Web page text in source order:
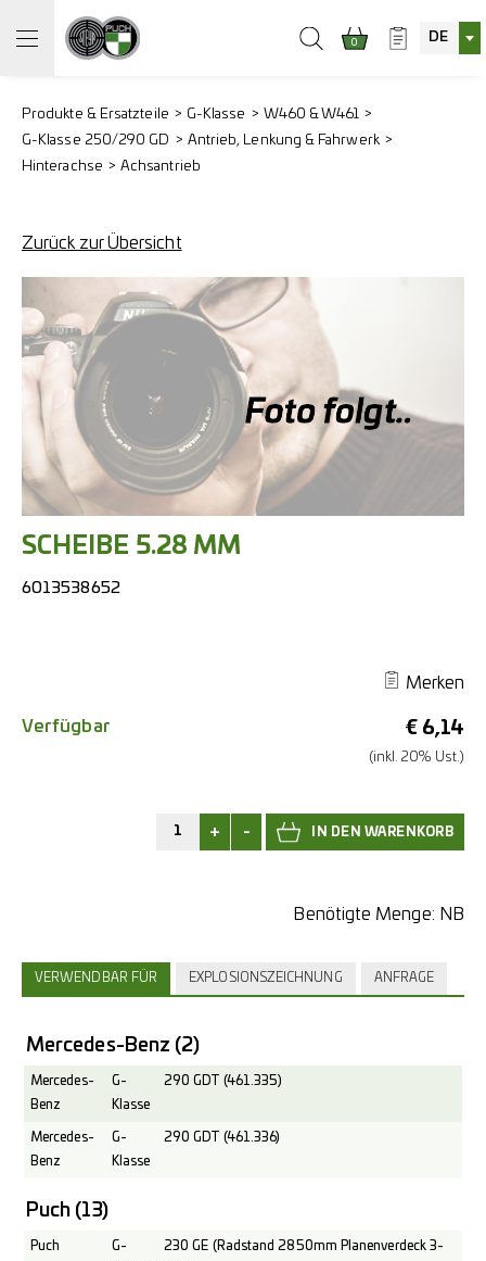
0 DE
Produkte & Ersatzteile G-Klasse
W460 & W461
G-Klasse 250/290 GD
Antrieb, Lenkung & Fahrwerk
Hinterachse
Achsantrieb
Zurück zur Übersicht
SCHEIBE 5.28 MM
6013538652
Merken
€ 6,14
(inkl. 20% Ust.)
Verfügbar
+ -
Benötigte Menge: NB
VERWENDBAR FÜR EXPLOSIONSZEICHNUNG ANFRAGE
Mercedes-Benz (2)
Mercedes-
Benz
G-
Klasse
290 GDT (461.335)
Mercedes-
Benz
G-
Klasse
290 GDT (461.336)
Puch (13)
Puch
G-
230 GE (Radstand 2850mm Planenverdeck 3-